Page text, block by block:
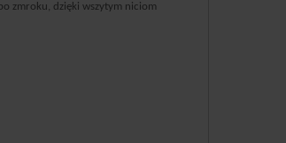
zmroku, dzięki wszytym niciom